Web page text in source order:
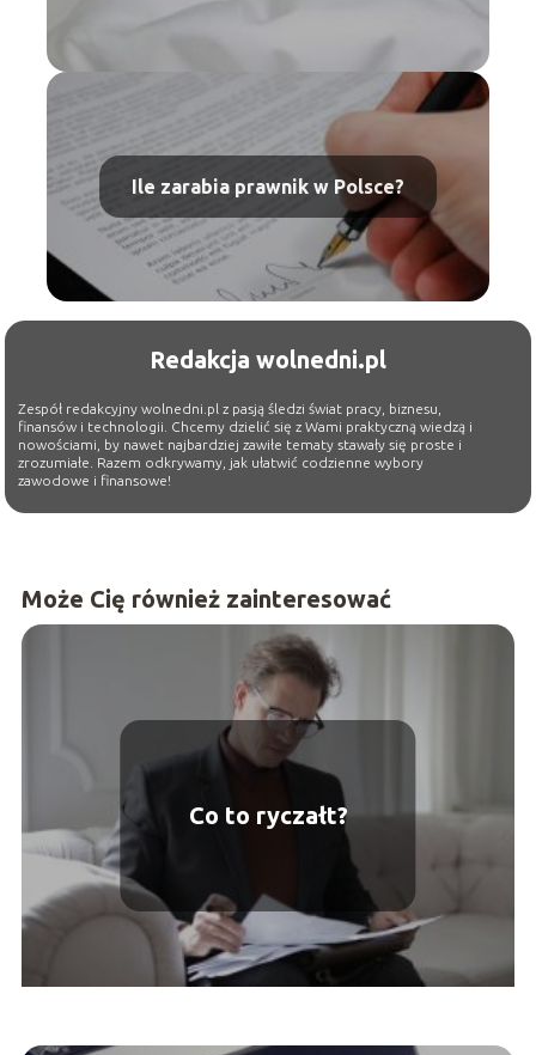
Ile zarabia prawnik w Polsce?
Redakcja wolnedni.pl
Zespół redakcyjny wolnedni.pl z pasją śledzi świat pracy, biznesu,
finansów i technologii. Chcemy dzielić się z Wami praktyczną wiedzą i
nowościami, by nawet najbardziej zawiłe tematy stawały się proste i
zrozumiałe. Razem odkrywamy, jak ułatwić codzienne wybory
zawodowe i finansowe!
Może Cię również zainteresować
Co to ryczałt?